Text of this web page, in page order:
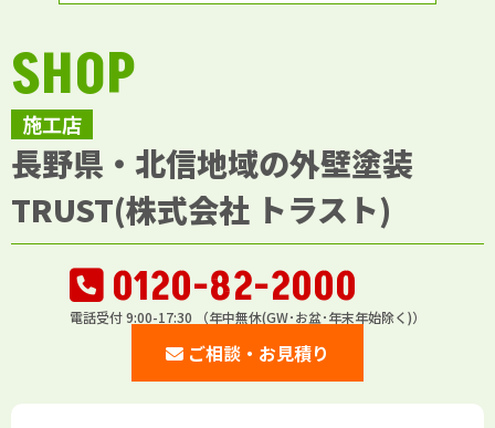
施工店
SHOP
長野県・北信地域の外壁塗装
TRUST(株式会社 トラスト)
0120-82-2000
電話受付 9:00-17:30 （年中無休(GW･お盆･年末年始除く)）
ご相談・お見積り